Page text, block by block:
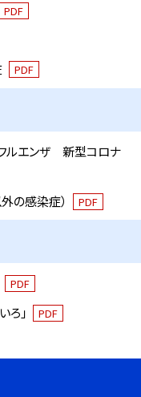
PDF
PDF
ルエンザ 新型コロナ
の感染症） PDF
PDF
ろ」 PDF